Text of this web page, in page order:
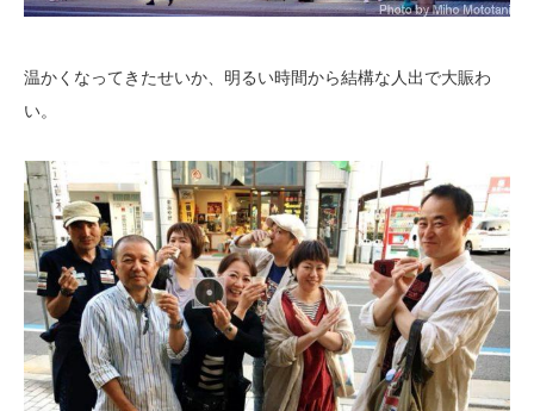
温かくなってきたせいか、明るい時間から結構な人出で大賑わ
い。